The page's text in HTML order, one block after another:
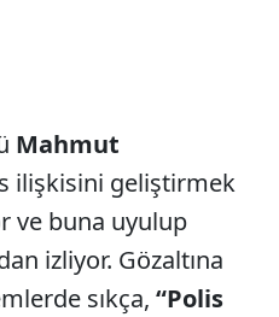
Mahmut
ilişkisini geliştirmek
ve buna uyulup
izliyor. Gözaltına
sıkça, “Polis